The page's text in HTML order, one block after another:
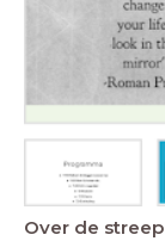
Over de streep